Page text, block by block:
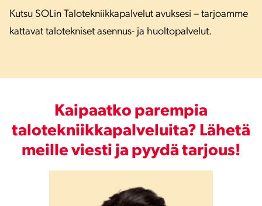
Kutsu SOLin Talotekniikkapalvelut avuksesi – tarjoamme
kattavat talotekniset asennus- ja huoltopalvelut.
Kaipaatko parempia
talotekniikkapalveluita? Lähetä
meille viesti ja pyydä tarjous!